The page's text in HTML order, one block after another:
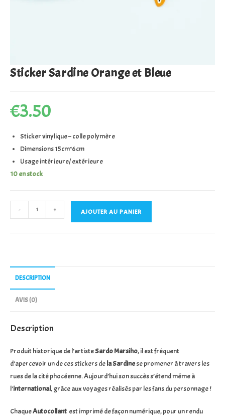
Sticker Sardine Orange et Bleue
€3.50
Sticker vinylique – colle polymère
Dimensions 15cm*6cm
Usage intérieure/ extérieure
10 en stock
de
et
Bleue
- + AJOUTER AU PANIER
DESCRIPTION
AVIS (0)
Description
Produit historique de l’artisteSardo Marsiho, il est fréquent
d’apercevoir un de ces stickers dela Sardinese promener à travers les
rues de la cité phocéenne. Aujourd’hui son succès s’étend même à
l’international, grâce aux voyages réalisés par les fans du personnage !
ChaqueAutocollant est imprimé de façon numérique, pour un rendu